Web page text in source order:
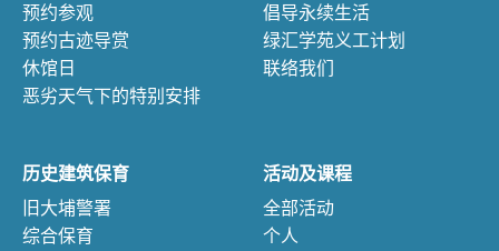
预约参观
预约古迹导赏
休馆日
恶劣天气下的特别安排
倡导永续生活
绿汇学苑义工计划
联络我们
历史建筑保育
旧大埔警署
综合保育
活动及课程
全部活动
个人